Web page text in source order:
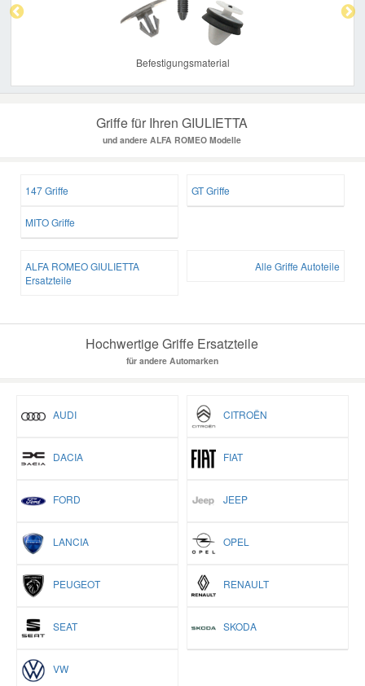
Befestigungsmaterial
Griffe für Ihren GIULIETTA
und andere ALFA ROMEO Modelle
147 Griffe GT Griffe
MITO Griffe
ALFA ROMEO GIULIETTA
Ersatzteile
Alle Griffe Autoteile
Hochwertige Griffe Ersatzteile
für andere Automarken
AUDI CITROËN
DACIA FIAT
FORD JEEP
LANCIA OPEL
PEUGEOT RENAULT
SEAT SKODA
VW